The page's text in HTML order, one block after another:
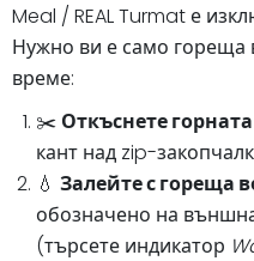
Meal / REAL Turmat е
Нужно ви е само гореща
време:
✂️ Откъснете
кант над zip-
💧 Залейте с гореща
обозначено на
(търсете индикатор